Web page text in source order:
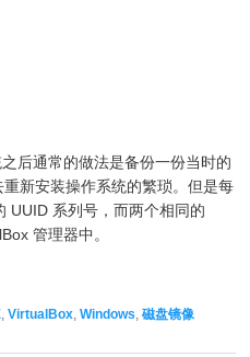
后通常的做法是备份一份当时的
新安装操作系统的繁琐。但是每
UUID 系列号，而两个相同的
管理器中。
,VirtualBox,Windows,磁盘镜像